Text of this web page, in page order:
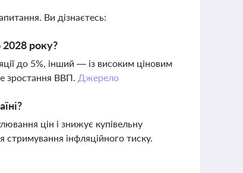
Ви дізнаєтесь:
2028 року?
до 5%, інший — із високим ціновим
зростання ВВП. Джерело
цін і знижує купівельну
інфляційного тиску.